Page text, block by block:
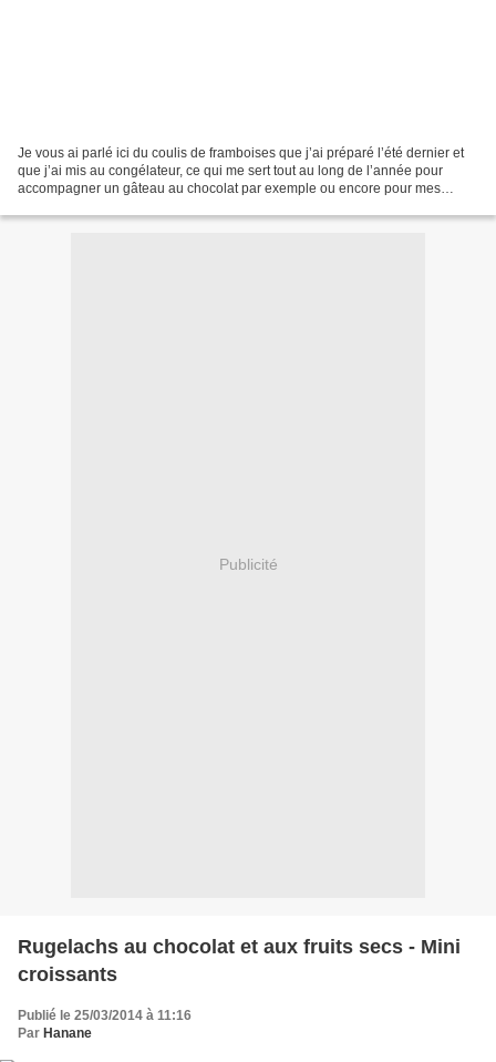
Je vous ai parlé ici du coulis de framboises que j’ai préparé l’été dernier et
que j’ai mis au congélateur, ce qui me sert tout au long de l’année pour
accompagner un gâteau au chocolat par exemple ou encore pour mes
Publicité
Rugelachs au chocolat et aux fruits secs - Mini
croissants
Publié le 25/03/2014 à 11:16
Par Hanane